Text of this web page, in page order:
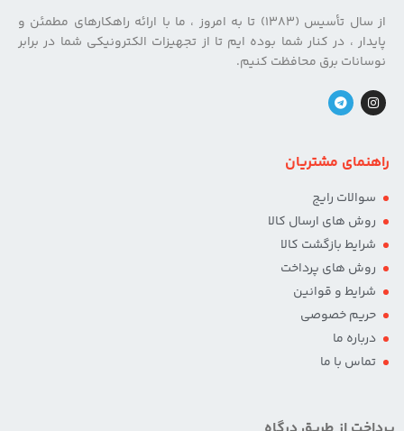
از سال تأسیس (۱۳۸۳) تا به امروز ، ما با ارائه راهکارهای مطمئن و
پایدار ، در کنار شما بوده ایم تا از تجهیزات الکترونیکی شما در برابر
نوسانات برق محافظت کنیم.
راهنمای مشتریان
سوالات رایج
روش های ارسال کالا
شرایط بازگشت کالا
روش های پرداخت
شرایط و قوانین
حریم خصوصی
درباره ما
تماس با ما